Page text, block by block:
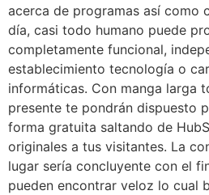
acerca de programas así­ como
día, casi todo humano puede
completamente funcional,
establecimiento tecnología o
informáticas. Con manga larga
presente te pondrán dispuesto
forma gratuita saltando de
originales a tus visitantes. La
lugar serí­a concluyente con el
pueden encontrar veloz lo cual